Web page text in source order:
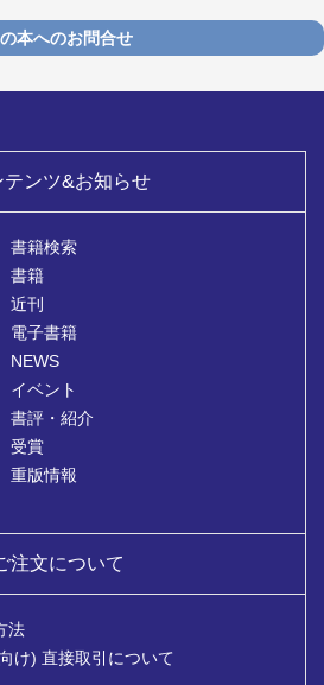
本へのお問合せ
テンツ&お知らせ
書籍検索
書籍
近刊
電子書籍
NEWS
イベント
書評・紹介
受賞
重版情報
注文について
法
け) 直接取引について